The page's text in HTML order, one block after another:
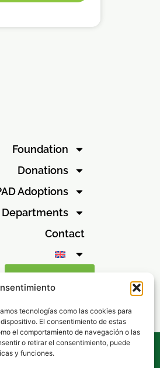
tecnologías como las cookies para
El consentimiento de estas
el comportamiento de navegación o las
o retirar el consentimiento, puede
y funciones.
Foundation
Donations
Adoptions
Departments
Contact
Ethical channel